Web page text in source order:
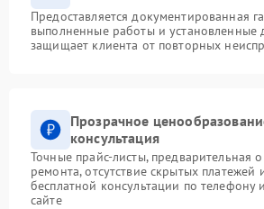
Предоставляется документированная
выполненные работы и установленные
защищает клиента от повторных
Прозрачное
консультация
Точные прайс-листы, предварительная
ремонта, отсутствие скрытых платежей
бесплатной консультации по телефону
сайте